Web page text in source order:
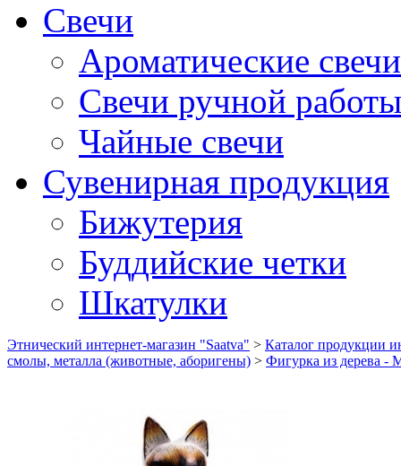
Свечи
Ароматические свечи
Свечи ручной работы
Чайные свечи
Сувенирная продукция
Бижутерия
Буддийские четки
Шкатулки
Этнический интернет-магазин "Saatva" > Каталог продукции
смолы, металла (животные, аборигены) > Фигурка из дерева -